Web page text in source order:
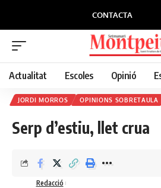
CONTACTA
Actualitat Escoles Opinió
JORDI MORROS OPINIONS SOBRETAULA
Serp d’estiu, llet crua
Redacció